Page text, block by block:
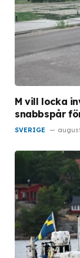
M vill locka
snabbspår
SVERIGE